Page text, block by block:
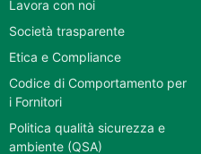
Lavora con noi
Società trasparente
Etica e Compliance
Codice di Comportamento per
i Fornitori
Politica qualità sicurezza e
ambiente (QSA)